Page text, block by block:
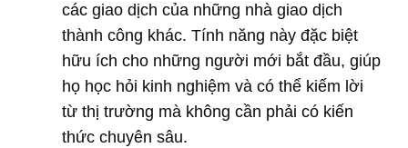
các giao dịch của những nhà giao dịch
thành công khác. Tính năng này đặc biệt
hữu ích cho những người mới bắt đầu, giúp
họ học hỏi kinh nghiệm và có thể kiếm lời
từ thị trường mà không cần phải có kiến
thức chuyên sâu.